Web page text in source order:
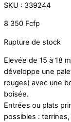
SKU : 339244
8 350 Fcfp
Rupture de stock
Elevée de 15 à 18
développe une
rouges) avec une
boisée.
Entrées ou plats
possibles :